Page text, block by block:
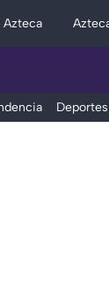
Azteca
Deportes